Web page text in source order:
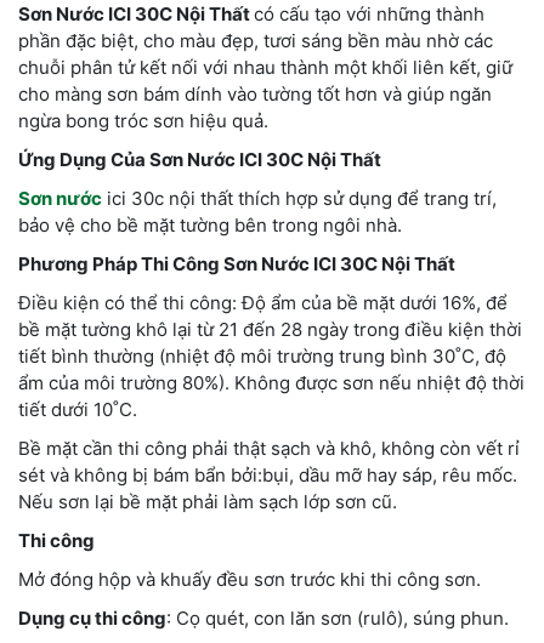
Sơn Nước ICI 30C Nội Thấtcó cấu tạo với những thành
phần đặc biệt, cho màu đẹp, tươi sáng bền màu nhờ các
chuỗi phân tử kết nối với nhau thành một khối liên kết, giữ
cho màng sơn bám dính vào tường tốt hơn và giúp ngăn
ngừa bong tróc sơn hiệu quả.
Ứng Dụng Của Sơn Nước ICI 30C Nội Thất
Sơn nước ici 30c nội thất thích hợp sử dụng để trang trí,
bảo vệ cho bề mặt tường bên trong ngôi nhà.
Phương Pháp Thi Công Sơn Nước ICI 30C Nội Thất
Điều kiện có thể thi công: Độ ẩm của bề mặt dưới 16%, để
bề mặt tường khô lại từ 21 đến 28 ngày trong điều kiện thời
tiết bình thường (nhiệt độ môi trường trung bình 30˚C, độ
ẩm của môi trường 80%). Không được sơn nếu nhiệt độ thời
tiết dưới 10˚C.
Bề mặt cần thi công phải thật sạch và khô, không còn vết rỉ
sét và không bị bám bẩn bởi:bụi, dầu mỡ hay sáp, rêu mốc.
Nếu sơn lại bề mặt phải làm sạch lớp sơn cũ.
Thi công
Mở đóng hộp và khuấy đều sơn trước khi thi công sơn.
Dụng cụ thi công: Cọ quét, con lăn sơn (rulô), súng phun.